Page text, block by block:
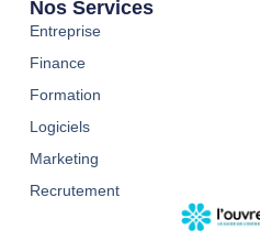
Nos Services
Entreprise
Finance
Formation
Logiciels
Marketing
Recrutement